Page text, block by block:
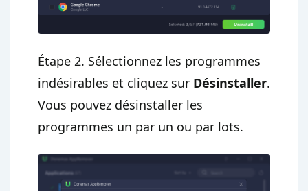
Étape 2. Sélectionnez les programmes
indésirables et cliquez sur Désinstaller.
Vous pouvez désinstaller les
programmes un par un ou par lots.